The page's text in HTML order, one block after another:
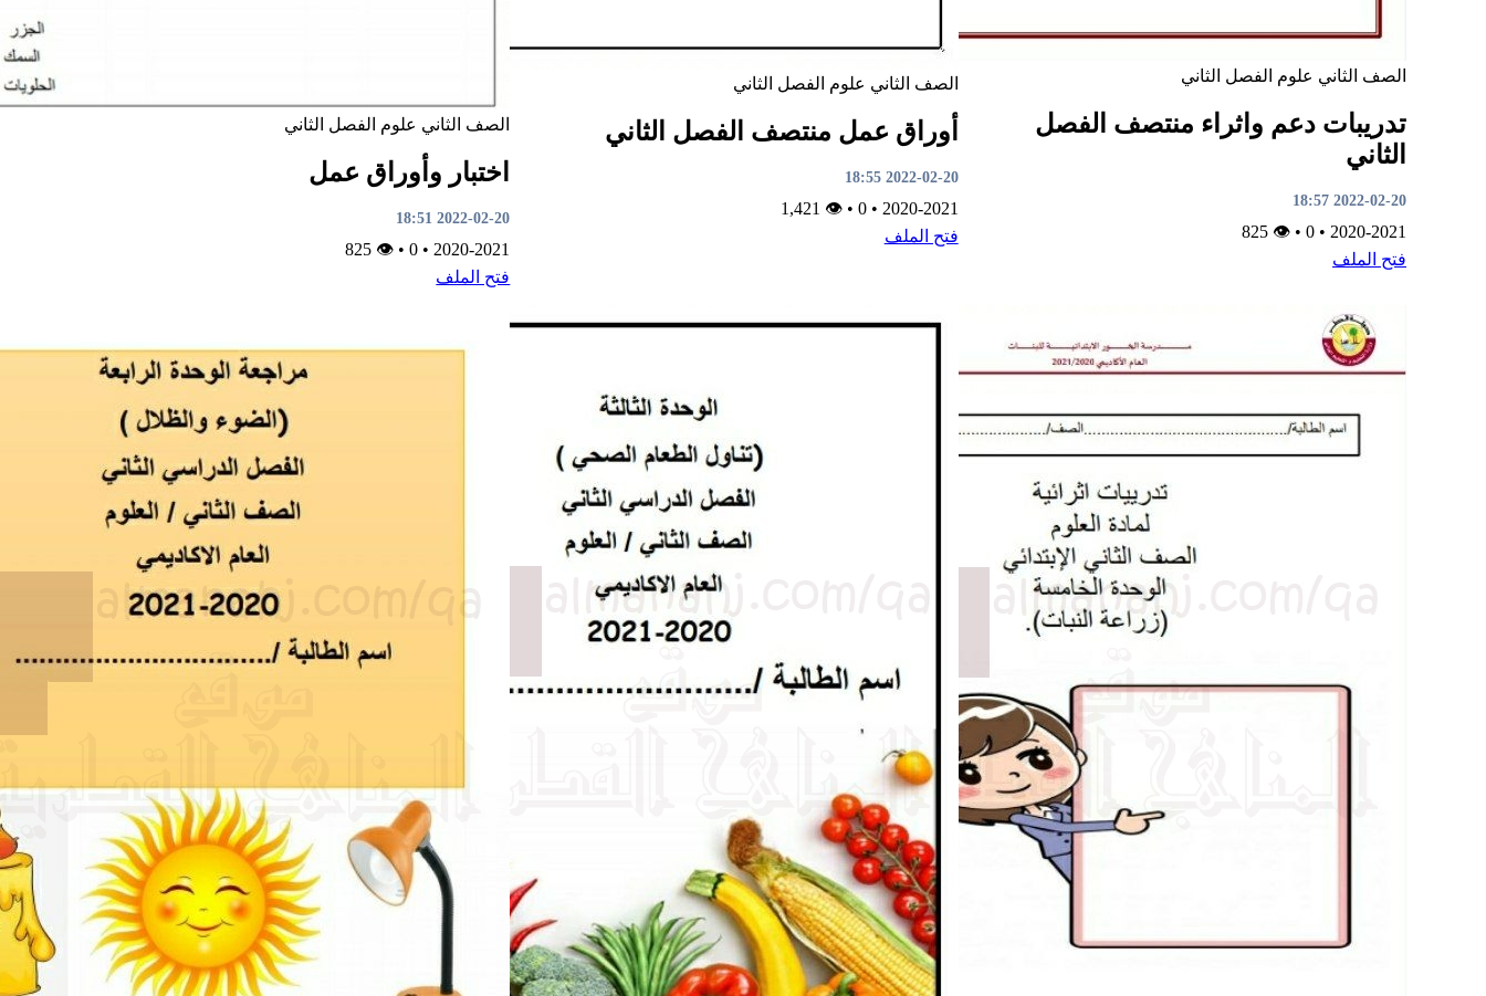
الصف الثاني علوم الفصل الثاني
تدريبات دعم واثراء منتصف الفصل
الثاني
2022-02-20 18:57
2020-2021
•
•
👁 825
فتح الملف
الصف الثاني علوم الفصل الثاني
أوراق عمل منتصف الفصل الثاني
2022-02-20 18:55
2020-2021
•
0
•
👁 1,421
فتح الملف
الصف الثاني علوم الفصل الثاني
اختبار وأوراق عمل
2022-02-20 18:51
2020-2021
•
•
👁 825
فتح الملف